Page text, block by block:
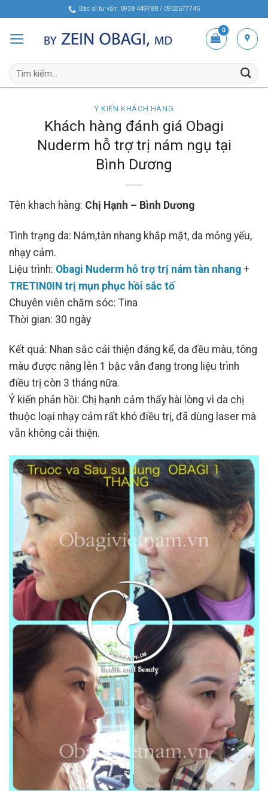
content
Bác sĩ tư vấn: 0938 449788 / 0902677745
Tìm
kiếm:
Ý KIẾN KHÁCH HÀNG
Khách hàng đánh giá Obagi
Nuderm hỗ trợ trị nám ngụ tại
Bình Dương
Tên khach hàng: Chị Hạnh – Bình Dương
Tình trạng da: Nám,tàn nhang khắp mặt, da mỏng yếu,
nhạy cảm.
Liệu trình: Obagi Nuderm hỗ trợ trị nám tàn nhang +
TRETIN0IN trị mụn phục hồi sắc tố
Chuyên viên chăm sóc: Tina
Thời gian: 30 ngày
Kết quả: Nhan sắc cải thiện đáng kể, da đều màu, tông
màu được nâng lên 1 bậc vẫn đang trong liệu trình
điều trị còn 3 tháng nữa.
Ý kiến phản hồi: Chị hạnh cảm thấy hài lòng vì da chị
thuộc loại nhạy cảm rất khó điều trị, đã dùng laser mà
vẫn không cải thiện.